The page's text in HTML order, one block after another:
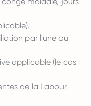
par l'une ou
applicable (le cas
de la Labour